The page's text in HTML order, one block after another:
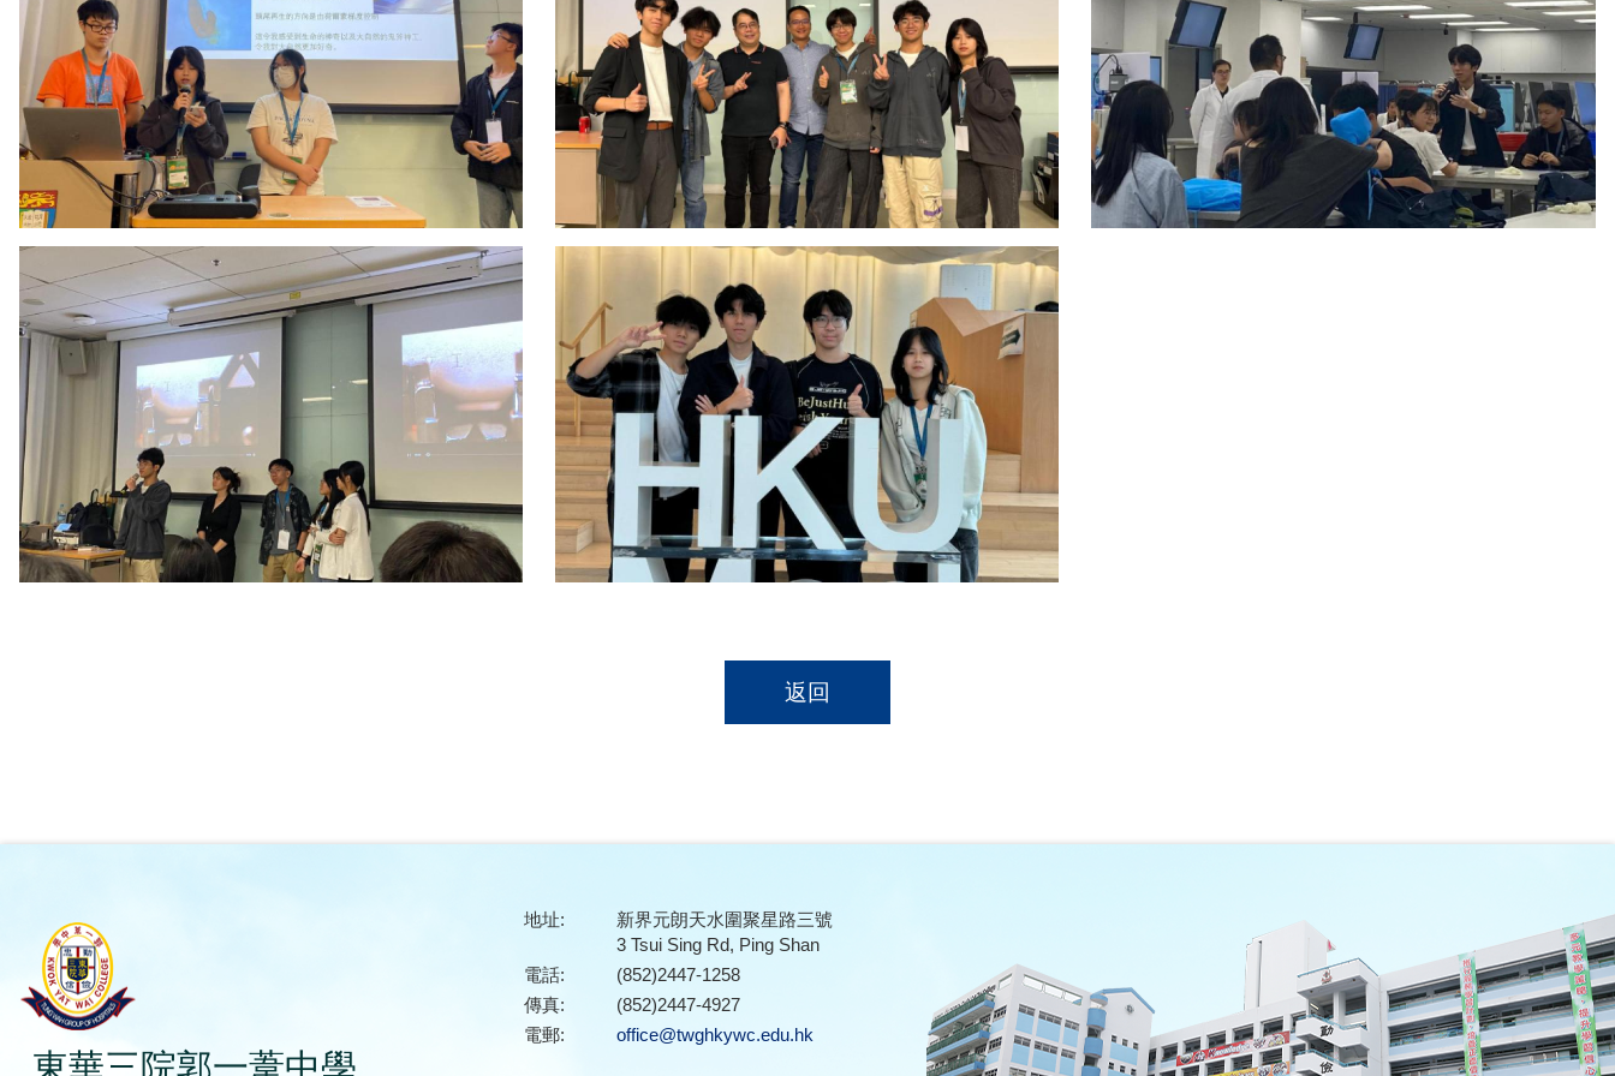
返回
東華三院郭一葦中學
地址:
新界元朗天水圍聚星路三號
3 Tsui Sing Rd, Ping Shan
電話:
(852)2447-1258
傳真:
(852)2447-4927
電郵:
office@twghkywc.edu.hk